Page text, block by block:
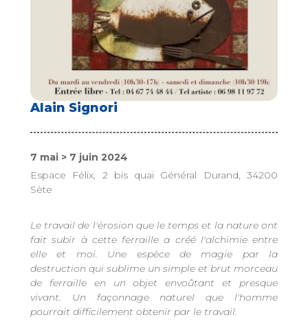
Alain Signori
7 mai > 7 juin 2024
Espace Félix, 2 bis quai Général Durand, 34200
Sète
Le travail de l'érosion que le temps et la nature ont
fait subir à cette ferraille a créé l'alchimie entre
elle et moi. Une espèce de magie par la
destruction qui sublime un simple et brut morceau
de ferraille en un objet envoûtant et presque
vivant. Un façonnage naturel que l'homme
pourrait difficilement obtenir par le travail.